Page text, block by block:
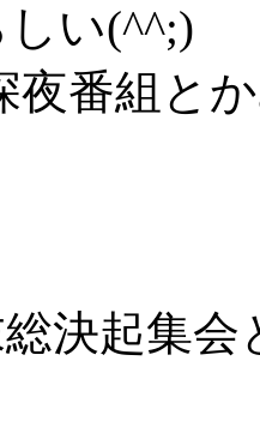
い(^^;)
夜番組と
決起集